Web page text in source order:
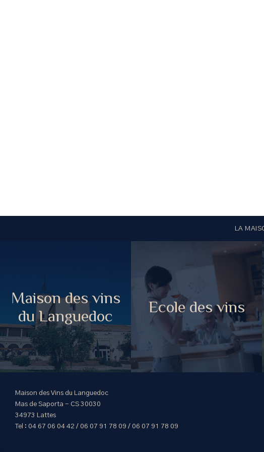
LA
Maison des vins
du Languedoc
Ecole des vins
Maison des Vins du Languedoc
Mas de Saporta - CS 30030
34973 Lattes
Tel : 04 67 06 04 42 / 06 07 91 78 09 / 06 07 91 78 09